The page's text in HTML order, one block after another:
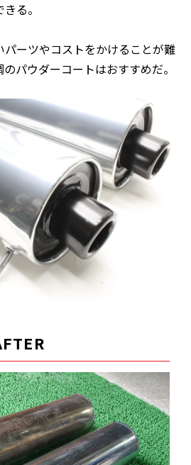
る。
ーツやコストをかけることが難
パウダーコートはおすすめだ。